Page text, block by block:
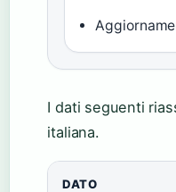
I dati seguenti
italiana.
DATO